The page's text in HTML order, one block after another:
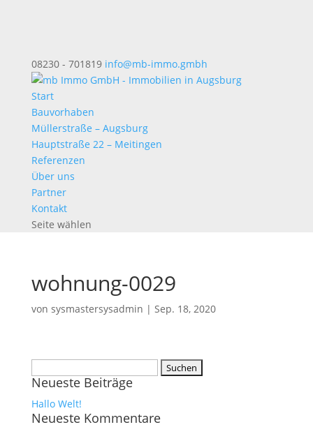
08230 - 701819 info@mb-immo.gmbh
Start
Bauvorhaben
Müllerstraße – Augsburg
Hauptstraße 22 – Meitingen
Referenzen
Über uns
Partner
Kontakt
Seite wählen
wohnung-0029
von sysmastersysadmin | Sep. 18, 2020
nach:
Neueste Beiträge
Hallo Welt!
Neueste Kommentare